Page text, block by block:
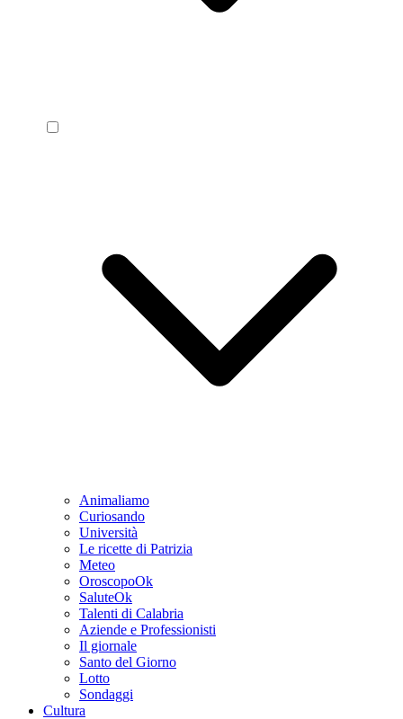
Animaliamo
Curiosando
Università
Le ricette di Patrizia
Meteo
OroscopoOk
SaluteOk
Talenti di Calabria
Aziende e Professionisti
Il giornale
Santo del Giorno
Lotto
Sondaggi
Cultura